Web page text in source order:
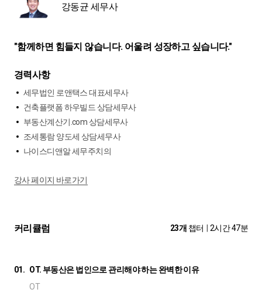
강동균 세무사
"함께하면 힘들지 않습니다. 어울려 성장하고 싶습니다."
경력사항
세무법인 로앤택스 대표세무사
건축플랫폼 하우빌드 상담세무사
부동산계산기.com 상담세무사
조세통람 양도세 상담세무사
나이스디앤알 세무주치의
강사 페이지 바로가기
커리큘럼 23개 챕터 2시간 47분
01. OT. 부동산은 법인으로 관리해야 하는 완벽한 이유
OT